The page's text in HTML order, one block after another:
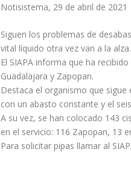
Notisistema, 29 de abril de 2021
Siguen los problemas de
vital líquido otra vez van a la alza.
El SIAPA informa que ha
Guadalajara y Zapopan.
Destaca el organismo que
con un abasto constante y el
A su vez, se han colocado 143
en el servicio: 116 Zapopan, 13
Para solicitar pipas llamar al